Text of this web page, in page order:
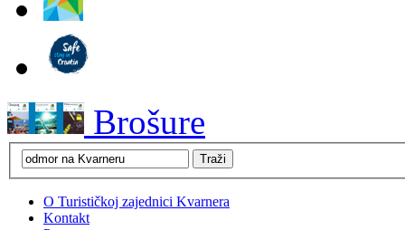
Brošure
O Turističkoj zajednici Kvarnera
Kontakt